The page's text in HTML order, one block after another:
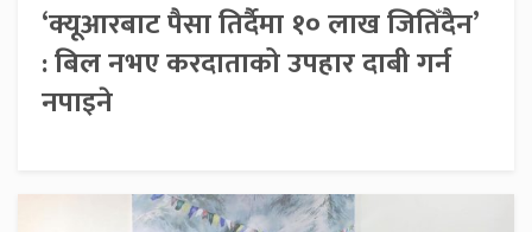
‘क्यूआरबाट पैसा तिर्दैमा १० लाख जितिँदैन’
: बिल नभए करदाताको उपहार दाबी गर्न
नपाइने